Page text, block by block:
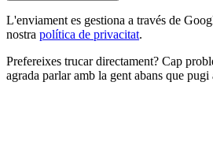
L'enviament es gestiona a través de
nostra política de privacitat.
Prefereixes trucar directament? Cap
agrada parlar amb la gent abans que pugi